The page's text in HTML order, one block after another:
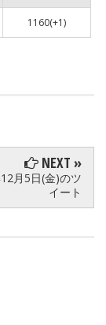
1160(+1)
NEXT »
月5日(金)のツ
イート